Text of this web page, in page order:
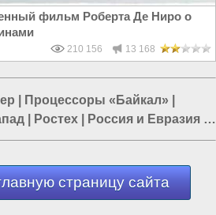
фильм Роберта Де Ниро о
210 156 13 168
Процессоры «Байкал»
Ростех Россия и Евразия |
обеспечение
страницу сайта